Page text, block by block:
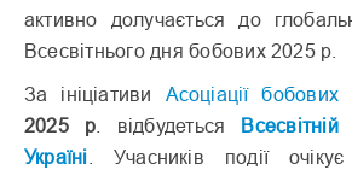
активно долучається до
Всесвітнього дня бобових 2025 р.
За ініціативи Асоціації бобових
2025 р . відбудеться
Україні . Учасників події